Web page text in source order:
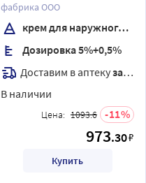
фабрика ООО
крем для наружного применения
Дозировка 5%+0,5%
Доставим в аптекузавтра
В наличии
Цена: 1093.6 11
973.30₽
Купить